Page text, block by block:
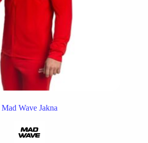
Mad Wave Jakna